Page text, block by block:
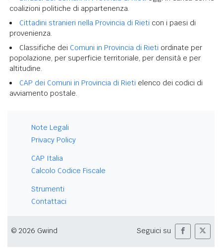
coalizioni politiche di appartenenza.
Cittadini stranieri nella Provincia di Rieti con i paesi di
provenienza.
Classifiche dei Comuni in Provincia di Rieti ordinate per
popolazione, per superficie territoriale, per densità e per
altitudine.
CAP dei Comuni in Provincia di Rieti elenco dei codici di
avviamento postale.
Note Legali
Privacy Policy
CAP Italia
Calcolo Codice Fiscale
Strumenti
Contattaci
© 2026 Gwind Seguici su